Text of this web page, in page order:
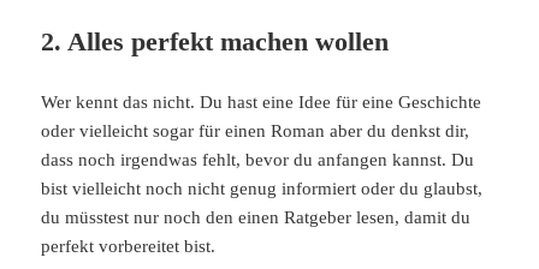
2. Alles perfekt machen wollen
Wer kennt das nicht. Du hast eine Idee für eine Geschichte
oder vielleicht sogar für einen Roman aber du denkst dir,
dass noch irgendwas fehlt, bevor du anfangen kannst. Du
bist vielleicht noch nicht genug informiert oder du glaubst,
du müsstest nur noch den einen Ratgeber lesen, damit du
perfekt vorbereitet bist.